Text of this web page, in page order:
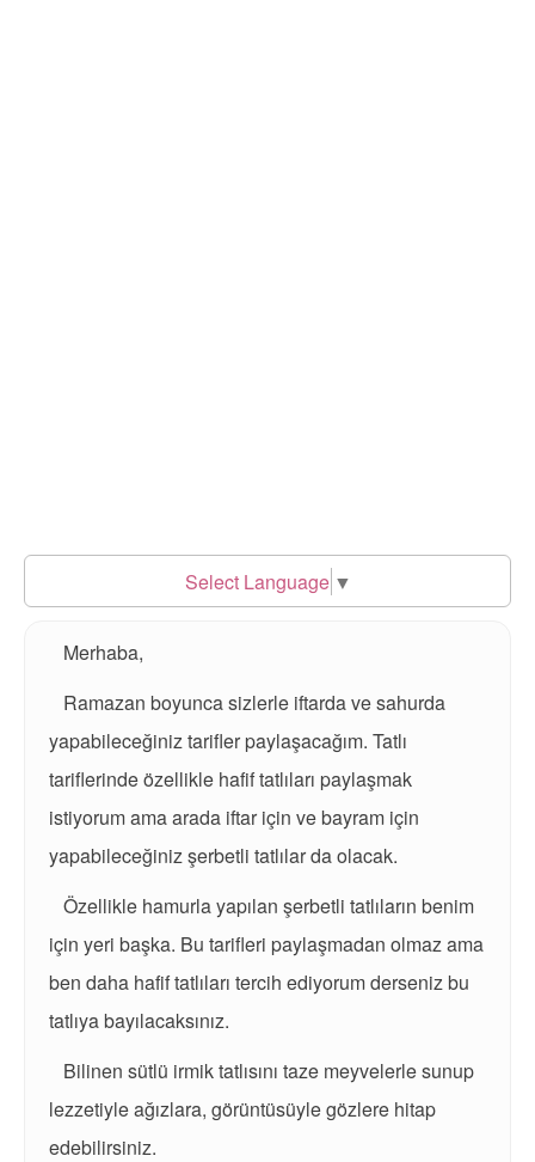
Select Language ▼
Merhaba,
Ramazan boyunca sizlerle iftarda ve sahurda
yapabileceğiniz tarifler paylaşacağım. Tatlı
tariflerinde özellikle hafif tatlıları paylaşmak
istiyorum ama arada iftar için ve bayram için
yapabileceğiniz şerbetli tatlılar da olacak.
Özellikle hamurla yapılan şerbetli tatlıların benim
için yeri başka. Bu tarifleri paylaşmadan olmaz ama
ben daha hafif tatlıları tercih ediyorum derseniz bu
tatlıya bayılacaksınız.
Bilinen sütlü irmik tatlısını taze meyvelerle sunup
lezzetiyle ağızlara, görüntüsüyle gözlere hitap
edebilirsiniz.